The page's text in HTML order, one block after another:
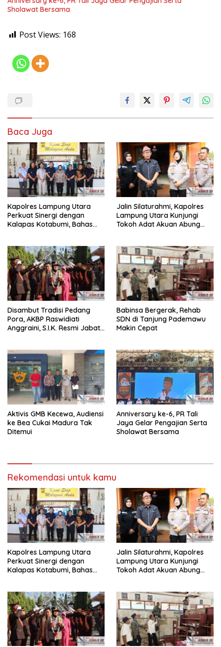
Sholawat Bersama
Post Views: 168
Baca Juga
Kapolres Lampung Utara
Perkuat Sinergi dengan
Kalapas Kotabumi, Bahas
Jalin Silaturahmi, Kapolres
Lampung Utara Kunjungi
Tokoh Adat Akuan Abung
Disambut Tradisi Pedang
Pora, AKBP Raswidiati
Anggraini, S.I.K. Resmi Jabat
Babinsa Bergerak, Rehab
SDN di Tanjung Pademawu
Makin Cepat
Aktivis GMB Kecewa, Audiensi
ke Bea Cukai Madura Tak
Ditemui
Anniversary ke-6, PR Tali
Jaya Gelar Pengajian Serta
Sholawat Bersama
Rekomendasi untuk kamu
Kapolres Lampung Utara
Perkuat Sinergi dengan
Kalapas Kotabumi, Bahas
Jalin Silaturahmi, Kapolres
Lampung Utara Kunjungi
Tokoh Adat Akuan Abung